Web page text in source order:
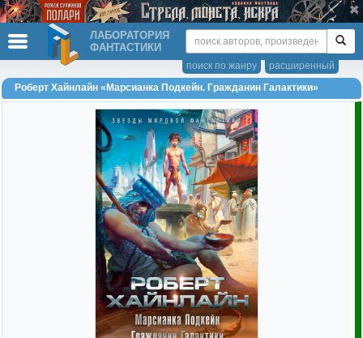
ЛАБОРАТОРИЯ
ФАНТАСТИКИ
расширенный
поиск по жанру
Роберт Хайнлайн «Марсианка Подкейн. Гражданин Галактики»